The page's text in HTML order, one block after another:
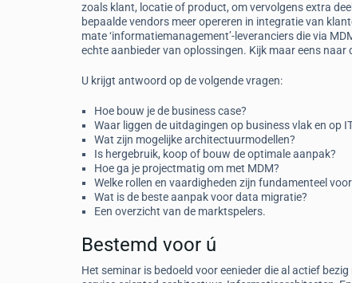
zoals klant, locatie of product, om vervolgens extra
bepaalde vendors meer opereren in integratie van
mate ‘informatiemanagement’-leveranciers die via
echte aanbieder van oplossingen. Kijk maar eens
U krijgt antwoord op de volgende vragen:
Hoe bouw je de business case?
Waar liggen de uitdagingen op business vlak en op
Wat zijn mogelijke architectuurmodellen?
Is hergebruik, koop of bouw de optimale aanpak?
Hoe ga je projectmatig om met MDM?
Welke rollen en vaardigheden zijn fundamenteel
Wat is de beste aanpak voor data migratie?
Een overzicht van de marktspelers.
Bestemd voor ú
Het seminar is bedoeld voor eenieder die al actief